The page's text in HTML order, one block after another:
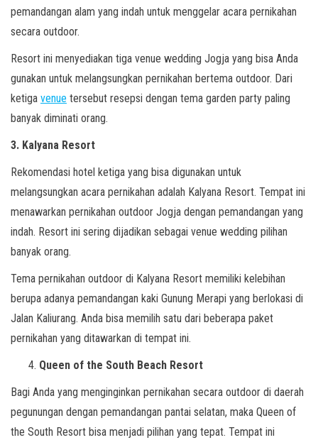
pemandangan alam yang indah untuk menggelar acara pernikahan
secara outdoor.
Resort ini menyediakan tiga venue wedding Jogja yang bisa Anda
gunakan untuk melangsungkan pernikahan bertema outdoor. Dari
ketiga venue tersebut resepsi dengan tema garden party paling
banyak diminati orang.
3. Kalyana Resort
Rekomendasi hotel ketiga yang bisa digunakan untuk
melangsungkan acara pernikahan adalah Kalyana Resort. Tempat ini
menawarkan pernikahan outdoor Jogja dengan pemandangan yang
indah. Resort ini sering dijadikan sebagai venue wedding pilihan
banyak orang.
Tema pernikahan outdoor di Kalyana Resort memiliki kelebihan
berupa adanya pemandangan kaki Gunung Merapi yang berlokasi di
Jalan Kaliurang. Anda bisa memilih satu dari beberapa paket
pernikahan yang ditawarkan di tempat ini.
Queen of the South Beach Resort
Bagi Anda yang menginginkan pernikahan secara outdoor di daerah
pegunungan dengan pemandangan pantai selatan, maka Queen of
the South Resort bisa menjadi pilihan yang tepat. Tempat ini